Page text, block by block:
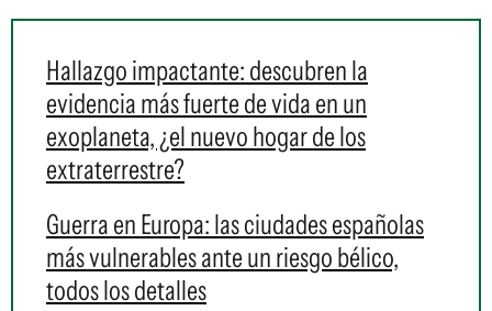
Hallazgo impactante: descubren la
evidencia más fuerte de vida en un
exoplaneta, ¿el nuevo hogar de los
extraterrestre?
Guerra en Europa: las ciudades españolas
más vulnerables ante un riesgo bélico,
todos los detalles